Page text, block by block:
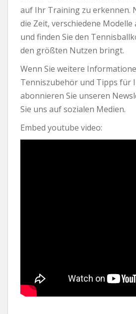
auf Ihr Training zu erkennen.
die Zeit, verschiedene
und finden Sie den
den größten Nutzen bringt.
Wenn Sie weitere
Tenniszubehör und Tipps für
abonnieren Sie unseren
Sie uns auf sozialen Medien.
Embed youtube video: